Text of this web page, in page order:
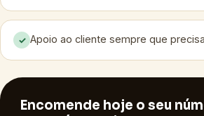
✓ Apoio ao cliente sempre que
Encomende hoje o seu